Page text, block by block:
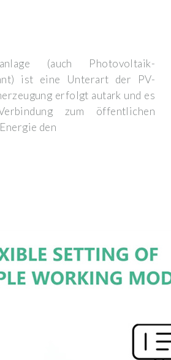
(auch Photovoltaik-
ist eine Unterart der PV-
erfolgt autark und es
zum öffentlichen
den